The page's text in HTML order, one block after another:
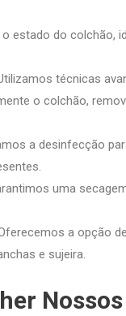
o estado do colchão,
técnicas
o colchão,
a desinfecção
uma
a opção
e sujeira.